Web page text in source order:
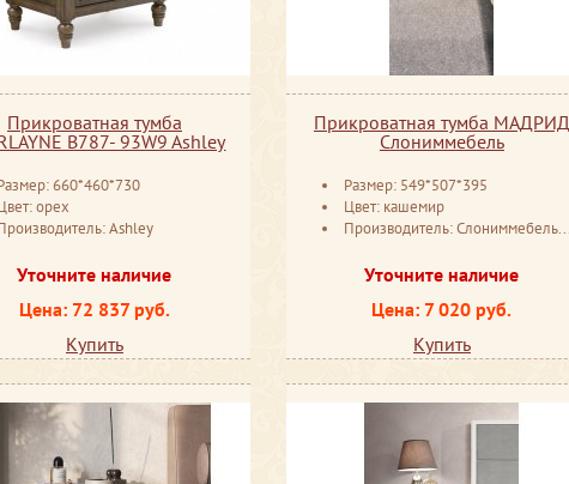
Прикроватная тумба
B787- 93W9 Ashley
660*460*730
орех
Ashley
Уточните наличие
Цена: 72 837 руб.
Купить
Прикроватная тумба МАДРИД
Слониммебель
Размер: 549*507*395
Цвет: кашемир
Производитель: Слониммебель Беларусь
Уточните наличие
Цена: 7 020 руб.
Купить